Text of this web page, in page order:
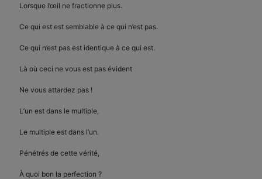
Lorsque l’œil ne fractionne plus.
Ce qui est est semblable à ce qui n’est pas.
Ce qui n’est pas est identique à ce qui est.
Là où ceci ne vous est pas évident
Ne vous attardez pas !
L’un est dans le multiple,
Le multiple est dans l’un.
Pénétrés de cette vérité,
À quoi bon la perfection ?